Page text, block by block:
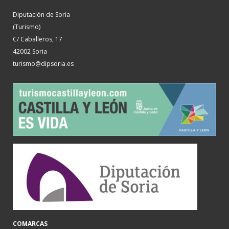
Diputación de Soria
(Turismo)
C/ Caballeros, 17
42002 Soria
turismo@dipsoria.es
COMARCAS